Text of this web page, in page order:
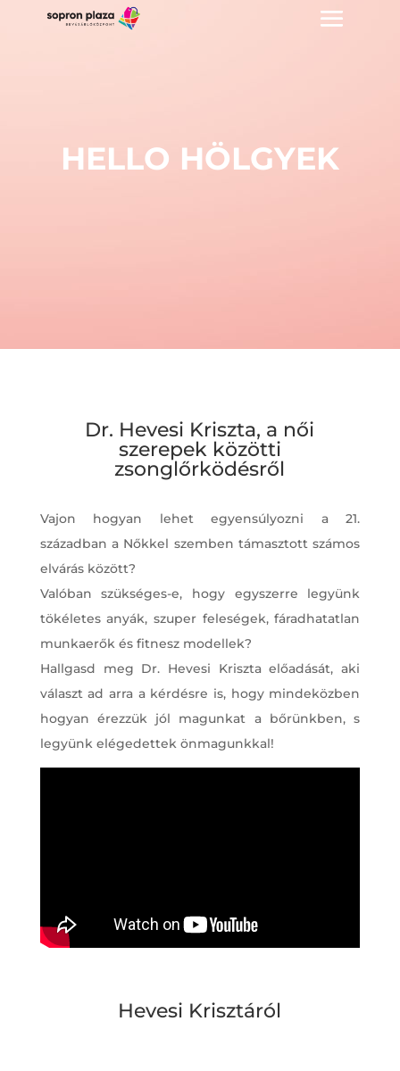
HELLO HÖLGYEK
Dr. Hevesi Kriszta, a női
szerepek közötti
zsonglőrködésről
Vajon hogyan lehet egyensúlyozni a 21.
században a Nőkkel szemben támasztott számos
elvárás között?
Valóban szükséges-e, hogy egyszerre legyünk
tökéletes anyák, szuper feleségek, fáradhatatlan
munkaerők és fitnesz modellek?
Hallgasd meg Dr. Hevesi Kriszta előadását, aki
választ ad arra a kérdésre is, hogy mindeközben
hogyan érezzük jól magunkat a bőrünkben, s
legyünk elégedettek önmagunkkal!
Hevesi Krisztáról